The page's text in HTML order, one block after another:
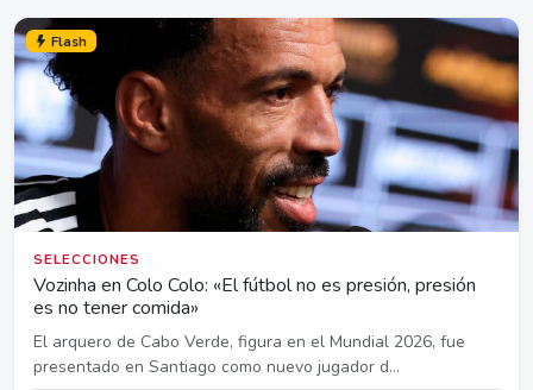
Flash
SELECCIONES
Vozinha en Colo Colo: «El fútbol no es presión, presión
es no tener comida»
El arquero de Cabo Verde, figura en el Mundial 2026, fue
presentado en Santiago como nuevo jugador d...